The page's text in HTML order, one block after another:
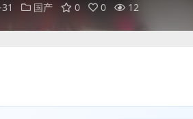
国产 0 0 12